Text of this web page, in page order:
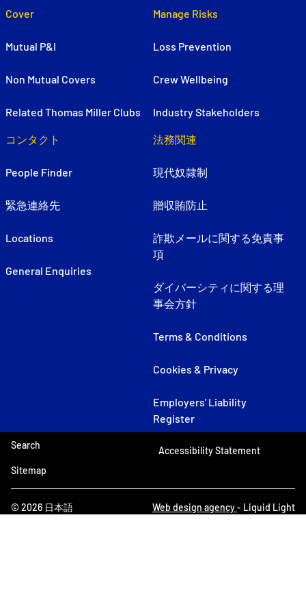
Cover
Mutual P&I
Non Mutual Covers
Related Thomas Miller Clubs
Manage Risks
Loss Prevention
Crew Wellbeing
Industry Stakeholders
コンタクト
People Finder
緊急連絡先
Locations
General Enquiries
法務関連
現代奴隷制
贈収賄防止
詐欺メールに関する免責事
項
ダイバーシティに関する理
事会方針
Terms & Conditions
Cookies & Privacy
Employers' Liability
Register
© 2026 日本語
Search
Sitemap
Accessibility Statement
Web design agency- Liquid Light